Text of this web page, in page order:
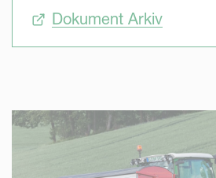
Dokument Arkiv